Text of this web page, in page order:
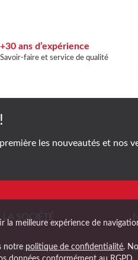
+30 ans d’expérience
Savoir-faire et service de qualité
les nouveautés et nos
LA SOCIÉTÉ
Qui sommes-nous ?
meilleure expérience de
notre politique de confidentialité.